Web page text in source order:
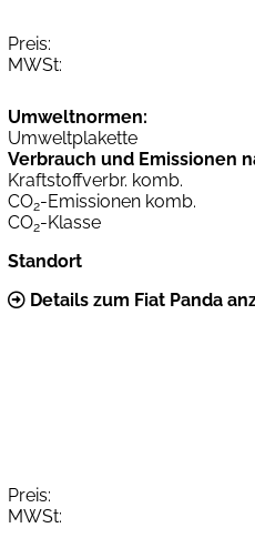
Preis:
MWSt:
Umweltnormen:
Umweltplakette
Verbrauch und Emissionen
Kraftstoffverbr. komb.
CO2-Emissionen komb.
CO2-Klasse
Standort
Details zum Fiat Panda
Preis:
MWSt: